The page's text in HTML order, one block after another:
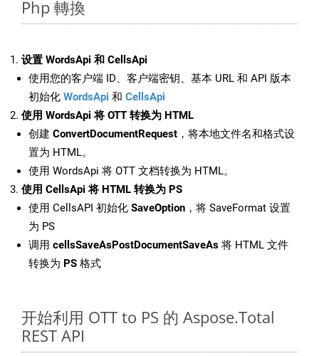
Php 轉換
设置 WordsApi 和 CellsApi
使用您的客户端 ID、客户端密钥、基本 URL 和 API 版本
初始化 WordsApi 和 CellsApi
使用 WordsApi 将 OTT 转换为 HTML
创建 ConvertDocumentRequest ，将本地文件名和格式设
置为 HTML。
使用 WordsApi 将 OTT 文档转换为 HTML。
使用 CellsApi 将 HTML 转换为 PS
使用 CellsAPI 初始化 SaveOption ，将 SaveFormat 设置
为 PS
调用 cellsSaveAsPostDocumentSaveAs 将 HTML 文件
转换为 PS 格式
开始利用 OTT to PS 的 Aspose.Total
REST API